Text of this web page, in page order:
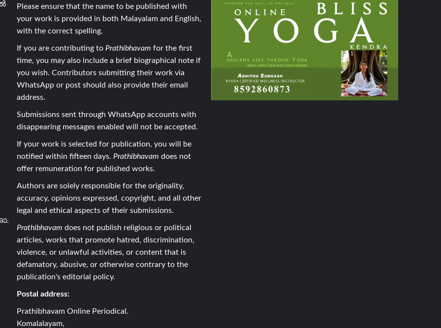
Please ensure that the name to be published with
your work is provided in both Malayalam and English,
with the correct spelling.
If you are contributing to Prathibhavam for the first
time, you may also include a brief biographical note if
you wish. Contributors submitting their work via
WhatsApp or post should also provide their email
address.
Submissions sent through WhatsApp accounts with
disappearing messages enabled will not be accepted.
If your work is selected for publication, you will be
notified within fifteen days. Prathibhavam does not
offer remuneration for published works.
Authors are solely responsible for the originality,
accuracy, opinions expressed, copyright, and all other
legal and ethical aspects of their submissions.
Prathibhavam does not publish religious or political
articles, works that promote hatred, discrimination,
violence, or unlawful activities, or content that is
defamatory, abusive, or otherwise contrary to the
publication's editorial policy.
Postal address:
Prathibhavam Online Periodical.
Komalalayam,